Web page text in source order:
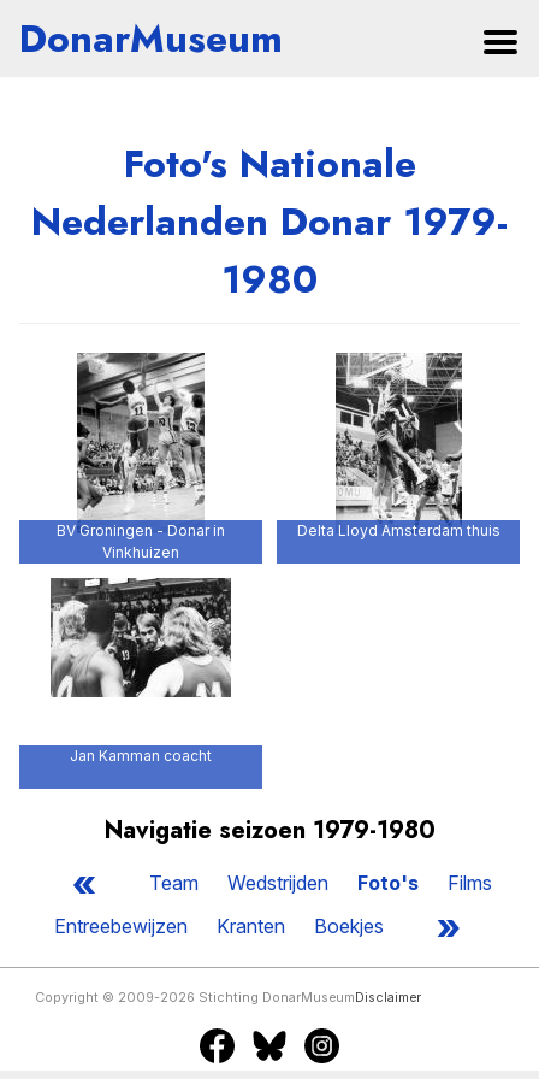
DonarMuseum
Foto's Nationale
Nederlanden Donar 1979-
1980
BV Groningen - Donar in
Vinkhuizen
Delta Lloyd Amsterdam thuis
Jan Kamman coacht
Navigatie seizoen 1979-1980
« Team Wedstrijden Foto's
Films
Entreebewijzen
Kranten Boekjes »
Copyright © 2009-2026 Stichting DonarMuseum Disclaimer